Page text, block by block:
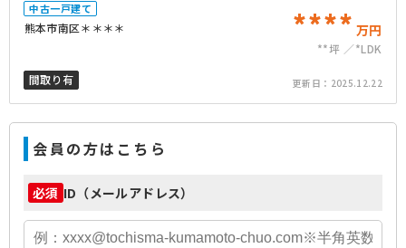
中古一戸建て
熊本市南区＊＊＊＊ **** 万円
**坪
*LDK
間取り有
更新日： 2025.12.22
会員の方はこちら
必須 ID（メールアドレス）